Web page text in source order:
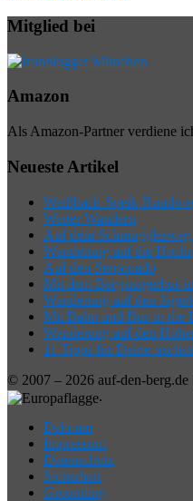
Mitglied bei
Amazon
Als Amazon-Partner verdiene
Neueste Artikel
Weißbach-Speik-
Weiter Wandern
Auf dem
Wanderung auf die
Auf den Serponado
Mit dem Bergsteigerbus
Wanderung auf den
Mit Bahn und Bus in die
Wanderung auf den
11 Tipps für Deine
© 2007 – 2026 auf-den-
.
Dahoam
Impressum
Datenschutz
Sicherheit
Grounding